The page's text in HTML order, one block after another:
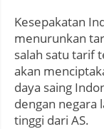
Kesepakatan
menurunkan
salah satu tarif
akan
daya saing
dengan negara
tinggi dari AS.